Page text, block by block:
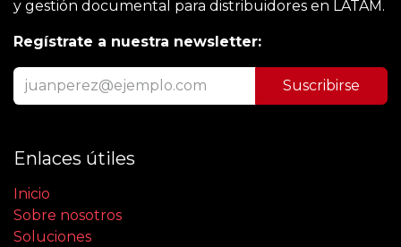
y gestión documental para distribuidores en LATAM.
Regístrate a nuestra newsletter:
Suscribirse
Enlaces útiles
Inicio
Sobre nosotros
Soluciones